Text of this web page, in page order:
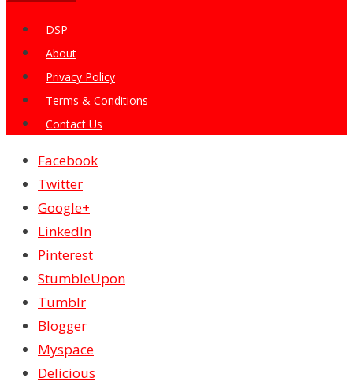
DSP
About
Privacy Policy
Terms & Conditions
Contact Us
Facebook
Twitter
Google+
LinkedIn
Pinterest
StumbleUpon
Tumblr
Blogger
Myspace
Delicious